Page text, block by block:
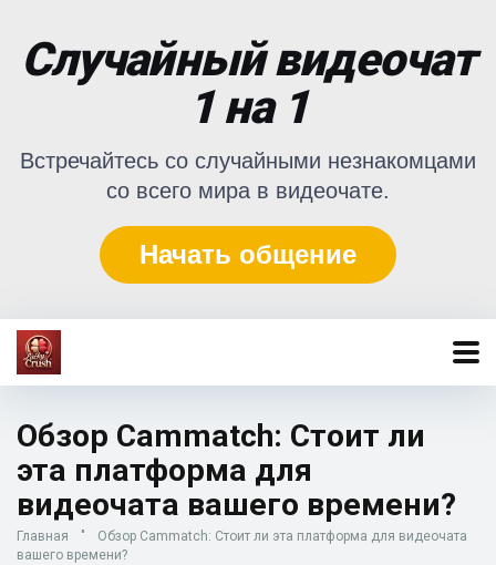
Случайный видеочат
1 на 1
Встречайтесь со случайными незнакомцами
со всего мира в видеочате.
Начать общение
Обзор Cammatch: Стоит ли
эта платформа для
видеочата вашего времени?
Главная "
Обзор Cammatch: Стоит ли эта платформа для видеочата
вашего времени?